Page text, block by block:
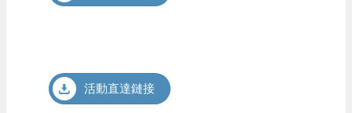
活動直達鏈接